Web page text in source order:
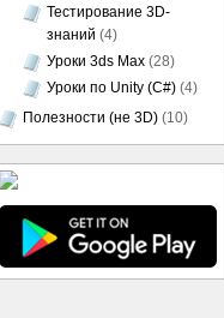
Тестирование 3D-
знаний (4)
Уроки 3ds Max (28)
Уроки по Unity (C#) (4)
Полезности (не 3D) (10)